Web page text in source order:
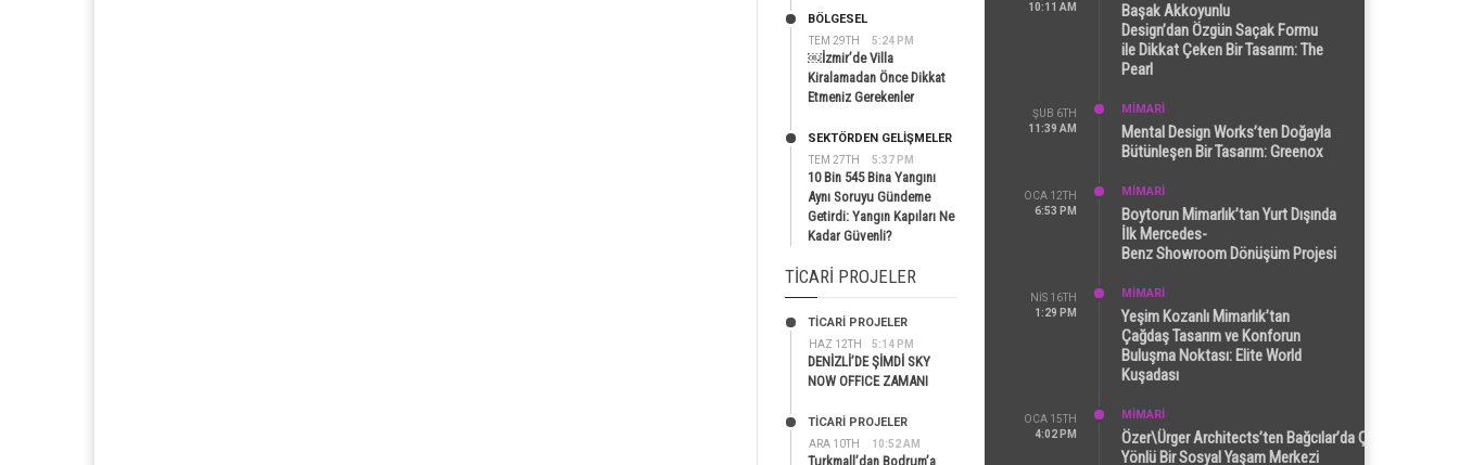
TEM 29TH 5:24 PM
BÖLGESEL
￼İzmir’de Villa
Kiralamadan Önce Dikkat
Etmeniz Gerekenler
TEM 27TH 5:37 PM
SEKTÖRDEN GELIŞMELER
10 Bin 545 Bina Yangını
Aynı Soruyu Gündeme
Getirdi: Yangın Kapıları Ne
Kadar Güvenli?
TICARI PROJELER
HAZ 12TH 5:14 PM
TİCARİ PROJELER
DENİZLİ’DE ŞİMDİ SKY
NOW OFFICE ZAMANI
ARA 10TH 10:52 AM
TİCARİ PROJELER
Turkmall’dan Bodrum’a
10:11 AM
Başak Akkoyunlu
Design’dan Özgün Saçak Formu
ile Dikkat Çeken Bir Tasarım: The
Pearl
ŞUB 6TH
11:39 AM
MİMARİ
Mental Design Works’ten Doğayla
Bütünleşen Bir Tasarım: Greenox
OCA 12TH
6:53 PM
MİMARİ
Boytorun Mimarlık’tan Yurt Dışında
İlk Mercedes-
Benz Showroom Dönüşüm Projesi
NIS 16TH
1:29 PM
MİMARİ
Yeşim Kozanlı Mimarlık’tan
Çağdaş Tasarım ve Konforun
Buluşma Noktası: Elite World
Kuşadası
OCA 15TH
4:02 PM
MİMARİ
Özer\Ürger Architects’ten Bağcılar’da Çok
Yönlü Bir Sosyal Yaşam Merkezi